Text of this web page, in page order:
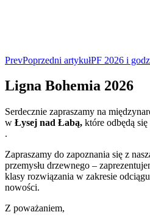
PrevPoprzedni artykułPF 2026 i
Ligna Bohemia 2026
Serdecznie zapraszamy na
w Łysej nad Łabą, które odbędą
.
Zapraszamy do zapoznania się z
przemysłu drzewnego –
klasy rozwiązania w zakresie
nowości.
Z poważaniem,